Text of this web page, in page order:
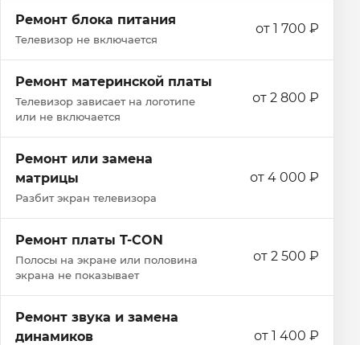
Ремонт блока питания
Телевизор не включается
от 1 700 ₽
Ремонт материнской платы
Телевизор зависает на логотипе
или не включается
от 2 800 ₽
Ремонт или замена
матрицы
Разбит экран телевизора
от 4 000 ₽
Ремонт платы T-CON
Полосы на экране или половина
экрана не показывает
от 2 500 ₽
Ремонт звука и замена
динамиков
от 1 400 ₽